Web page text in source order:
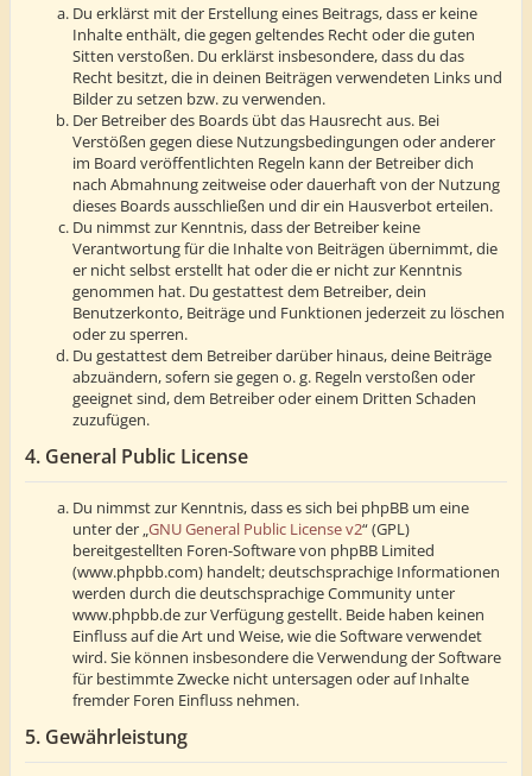
Du erklärst mit der Erstellung eines Beitrags, dass er keine
Inhalte enthält, die gegen geltendes Recht oder die guten
Sitten verstoßen. Du erklärst insbesondere, dass du das
Recht besitzt, die in deinen Beiträgen verwendeten Links und
Bilder zu setzen bzw. zu verwenden.
Der Betreiber des Boards übt das Hausrecht aus. Bei
Verstößen gegen diese Nutzungsbedingungen oder anderer
im Board veröffentlichten Regeln kann der Betreiber dich
nach Abmahnung zeitweise oder dauerhaft von der Nutzung
dieses Boards ausschließen und dir ein Hausverbot erteilen.
Du nimmst zur Kenntnis, dass der Betreiber keine
Verantwortung für die Inhalte von Beiträgen übernimmt, die
er nicht selbst erstellt hat oder die er nicht zur Kenntnis
genommen hat. Du gestattest dem Betreiber, dein
Benutzerkonto, Beiträge und Funktionen jederzeit zu löschen
oder zu sperren.
Du gestattest dem Betreiber darüber hinaus, deine Beiträge
abzuändern, sofern sie gegen o. g. Regeln verstoßen oder
geeignet sind, dem Betreiber oder einem Dritten Schaden
zuzufügen.
4. General Public License
Du nimmst zur Kenntnis, dass es sich bei phpBB um eine
unter der „GNU General Public License v2“ (GPL)
bereitgestellten Foren-Software von phpBB Limited
(www.phpbb.com) handelt; deutschsprachige Informationen
werden durch die deutschsprachige Community unter
www.phpbb.de zur Verfügung gestellt. Beide haben keinen
Einfluss auf die Art und Weise, wie die Software verwendet
wird. Sie können insbesondere die Verwendung der Software
für bestimmte Zwecke nicht untersagen oder auf Inhalte
fremder Foren Einfluss nehmen.
5. Gewährleistung